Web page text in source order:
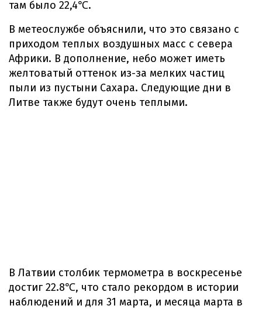
там было 22,4℃.
В метеослужбе объяснили, что это связано с
приходом теплых воздушных масс с севера
Африки. В дополнение, небо может иметь
желтоватый оттенок из-за мелких частиц
пыли из пустыни Сахара. Следующие дни в
Литве также будут очень теплыми.
В Латвии столбик термометра в воскресенье
достиг 22.8℃, что стало рекордом в истории
наблюдений и для 31 марта, и месяца марта в